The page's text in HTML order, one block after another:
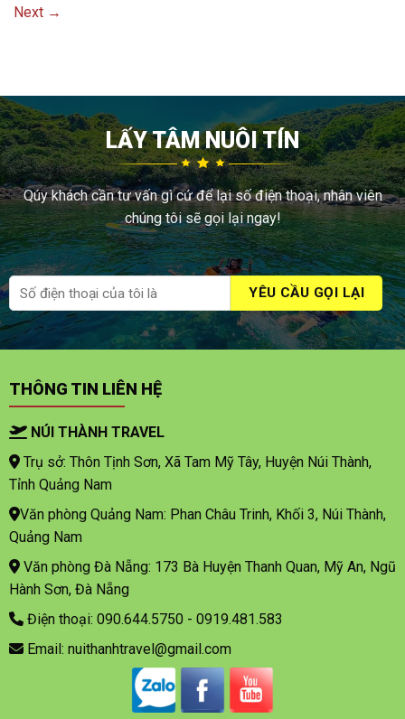
Next →
LẤY TÂM NUÔI TÍN
Qúy khách cần tư vấn gì cứ để lại số điện thoại, nhân viên
chúng tôi sẽ gọi lại ngay!
THÔNG TIN LIÊN HỆ
NÚI THÀNH TRAVEL
Trụ sở: Thôn Tịnh Sơn, Xã Tam Mỹ Tây, Huyện Núi Thành,
Tỉnh Quảng Nam
Văn phòng Quảng Nam: Phan Châu Trinh, Khối 3, Núi Thành,
Quảng Nam
Văn phòng Đà Nẵng: 173 Bà Huyện Thanh Quan, Mỹ An, Ngũ
Hành Sơn, Đà Nẵng
Điện thoại: 090.644.5750 - 0919.481.583
Email: nuithanhtravel@gmail.com